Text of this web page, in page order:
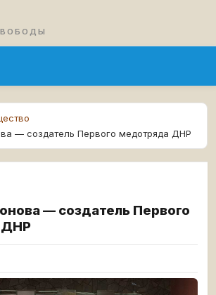
— создатель Первого медотряда ДНР
— создатель Первого
ДНР